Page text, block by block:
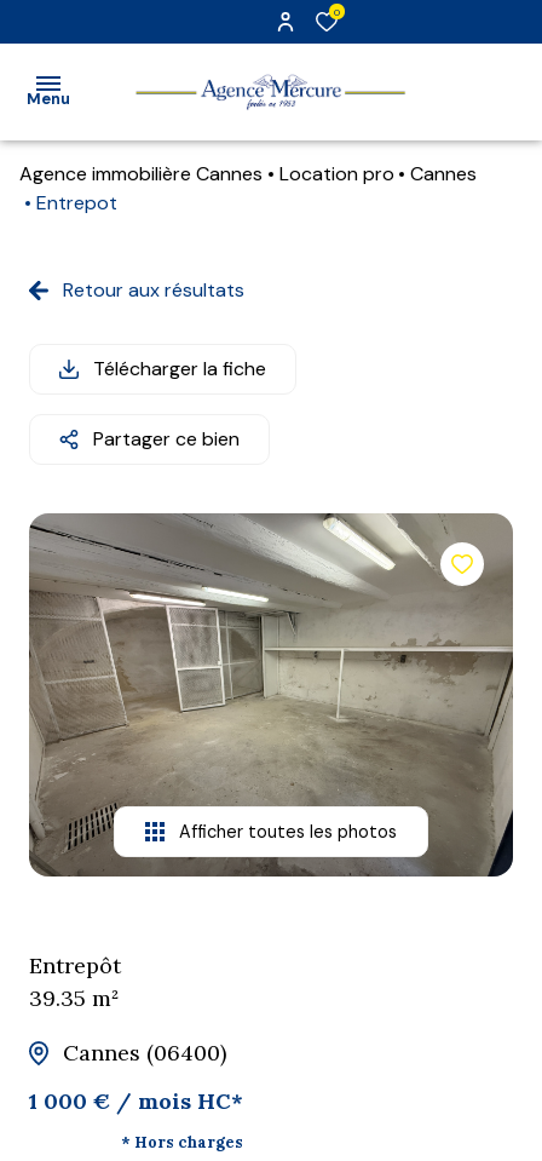
0
Menu
accueil
location
gestion
mail
agence
contact
Agence immobilière Cannes Location pro
Cannes
Entrepot
Retour aux résultats
Télécharger la fiche
Partager ce bien
Afficher toutes les photos
Entrepôt
39.35 m²
Cannes (06400)
1 000 € / mois HC*
* Hors charges